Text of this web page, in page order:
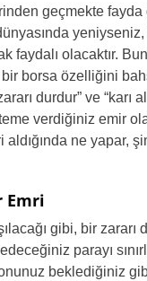
geçmekte fayda
faydalı olacaktır.
bir borsa özelliğini
durdur” ve “karı
verdiğiniz emir
aldığında ne yapar,
Emri
gibi, bir zararı
parayı
beklediğiniz